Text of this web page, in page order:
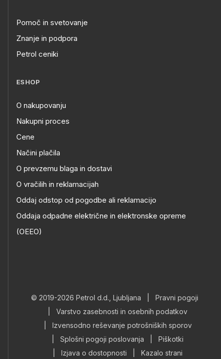
Pomoč in svetovanje
Znanje in podpora
Petrol ceniki
ESHOP
O nakupovanju
Nakupni proces
Cene
Načini plačila
O prevzemu blaga in dostavi
O vračilih in reklamacijah
Oddaj odstop od pogodbe ali reklamacijo
Oddaja odpadne električne in elektronske opreme
(OEEO)
© 2019-2026 Petrol d.d., Ljubljana
Pravni pogoji
Varstvo zasebnosti in osebnih podatkov
Izvensodno reševanje potrošniških sporov
Splošni pogoji poslovanja
Piškotki
Izjava o dostopnosti Kazalo strani